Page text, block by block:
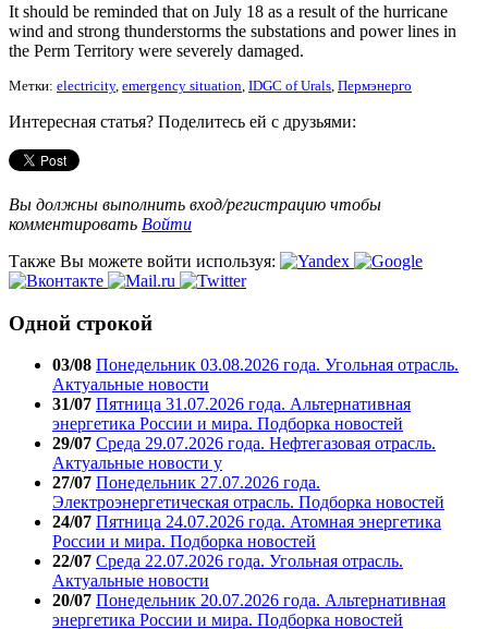
It should be reminded that on July 18 as a result of the hurricane
wind and strong thunderstorms the substations and power lines in
the Perm Territory were severely damaged.
Метки: electricity, emergency situation, IDGC of Urals, Пермэнерго
Интересная статья? Поделитесь ей с друзьями:
Вы должны выполнить вход/регистрацию чтобы
комментировать Войти
Также Вы можете войти используя:
Одной строкой
03/08 Понедельник 03.08.2026 года. Угольная отрасль.
Актуальные новости
31/07 Пятница 31.07.2026 года. Альтернативная
энергетика России и мира. Подборка новостей
29/07 Среда 29.07.2026 года. Нефтегазовая отрасль.
Актуальные новости у
27/07 Понедельник 27.07.2026 года.
Электроэнергетическая отрасль. Подборка новостей
24/07 Пятница 24.07.2026 года. Атомная энергетика
России и мира. Подборка новостей
22/07 Среда 22.07.2026 года. Угольная отрасль.
Актуальные новости
20/07 Понедельник 20.07.2026 года. Альтернативная
энергетика России и мира. Подборка новостей